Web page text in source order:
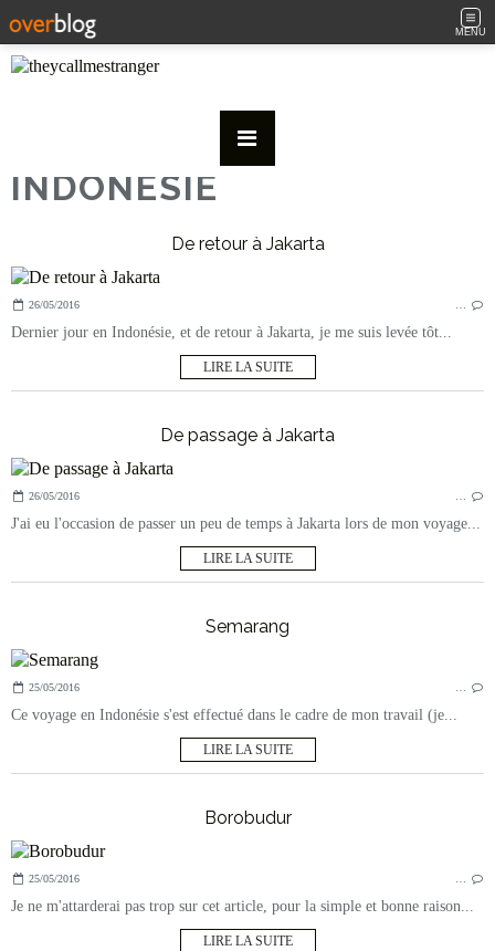
MENU
INDONESIE
De retour à Jakarta
26/05/2016 …
Dernier jour en Indonésie, et de retour à Jakarta, je me suis levée tôt...
LIRE LA SUITE
De passage à Jakarta
26/05/2016 …
J'ai eu l'occasion de passer un peu de temps à Jakarta lors de mon voyage...
LIRE LA SUITE
Semarang
25/05/2016 …
Ce voyage en Indonésie s'est effectué dans le cadre de mon travail (je...
LIRE LA SUITE
Borobudur
25/05/2016 …
Je ne m'attarderai pas trop sur cet article, pour la simple et bonne raison...
LIRE LA SUITE